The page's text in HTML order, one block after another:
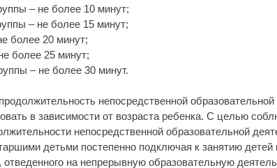
– не более 10 минут;
– не более 15 минут;
более 20 минут;
более 25 минут;
– не более 30 минут.
непосредственной
в зависимости от возраста ребенка. С целью
непосредственной образовательной
детьми постепенно подключая к занятию
на непрерывную образовательную